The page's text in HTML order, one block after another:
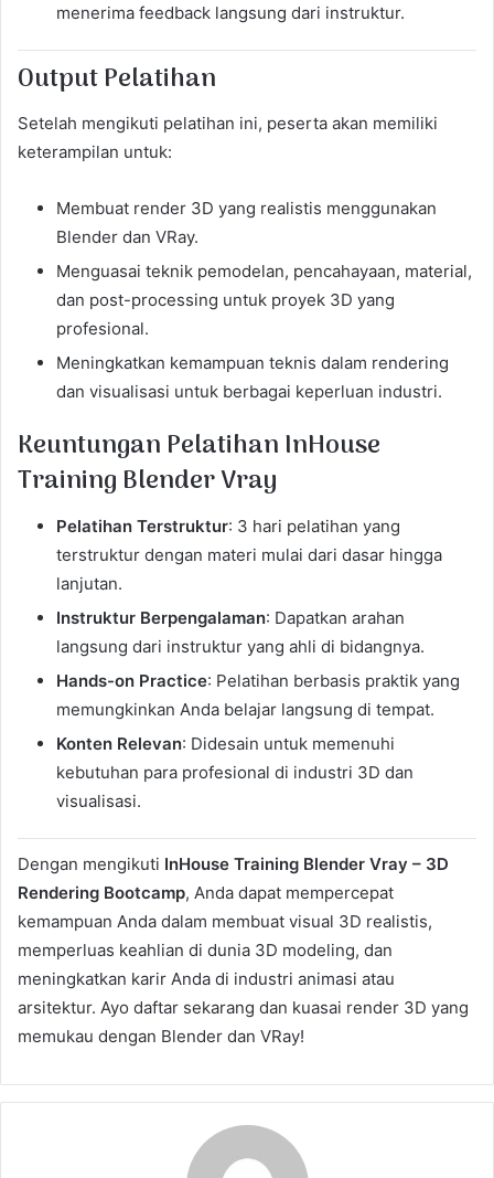
menerima feedback langsung dari instruktur.
Output Pelatihan
Setelah mengikuti pelatihan ini, peserta akan memiliki
keterampilan untuk:
Membuat render 3D yang realistis menggunakan
Blender dan VRay.
Menguasai teknik pemodelan, pencahayaan, material,
dan post-processing untuk proyek 3D yang
profesional.
Meningkatkan kemampuan teknis dalam rendering
dan visualisasi untuk berbagai keperluan industri.
Keuntungan Pelatihan InHouse
Training Blender Vray
Pelatihan Terstruktur: 3 hari pelatihan yang
terstruktur dengan materi mulai dari dasar hingga
lanjutan.
Instruktur Berpengalaman: Dapatkan arahan
langsung dari instruktur yang ahli di bidangnya.
Hands-on Practice: Pelatihan berbasis praktik yang
memungkinkan Anda belajar langsung di tempat.
Konten Relevan: Didesain untuk memenuhi
kebutuhan para profesional di industri 3D dan
visualisasi.
Dengan mengikuti InHouse Training Blender Vray – 3D
Rendering Bootcamp, Anda dapat mempercepat
kemampuan Anda dalam membuat visual 3D realistis,
memperluas keahlian di dunia 3D modeling, dan
meningkatkan karir Anda di industri animasi atau
arsitektur. Ayo daftar sekarang dan kuasai render 3D yang
memukau dengan Blender dan VRay!